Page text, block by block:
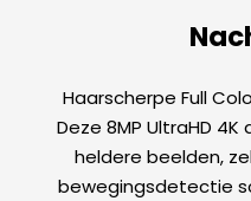
Haarscherpe Full
Deze 8MP UltraHD
heldere beelden,
bewegingsdetectie